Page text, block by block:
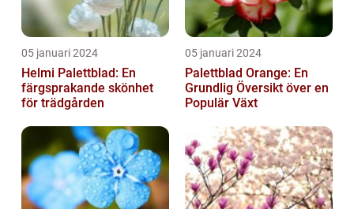
05 januari 2024
Helmi Palettblad: En
färgsprakande skönhet
för trädgården
05 januari 2024
Palettblad Orange: En
Grundlig Översikt över en
Populär Växt